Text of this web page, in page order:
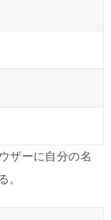
ザーに自分の名
。